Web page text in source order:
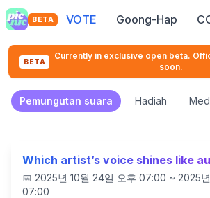
BETA VOTE Goong-Hap
BETA
Currently in exclusive open beta.
soon.
Pemungutan suara Hadiah
Which artist’s voice shines like
📅 2025년 10월 24일 오후 07:00 ~ 2025년
07:00